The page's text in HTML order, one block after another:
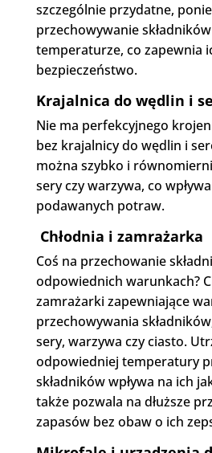
szczególnie przydatne,
przechowywanie
temperaturze, co zapewnia
bezpieczeństwo.
Krajalnica do wędlin i
Nie ma perfekcyjnego
bez krajalnicy do wędlin i
można szybko i
sery czy warzywa, co
podawanych potraw.
Chłodnia i zamrażarka
Coś na przechowanie
odpowiednich warunkach?
zamrażarki zapewniające
przechowywania
sery, warzywa czy ciasto.
odpowiedniej temperatury
składników wpływa na ich
także pozwala na dłuższe
zapasów bez obaw o ich